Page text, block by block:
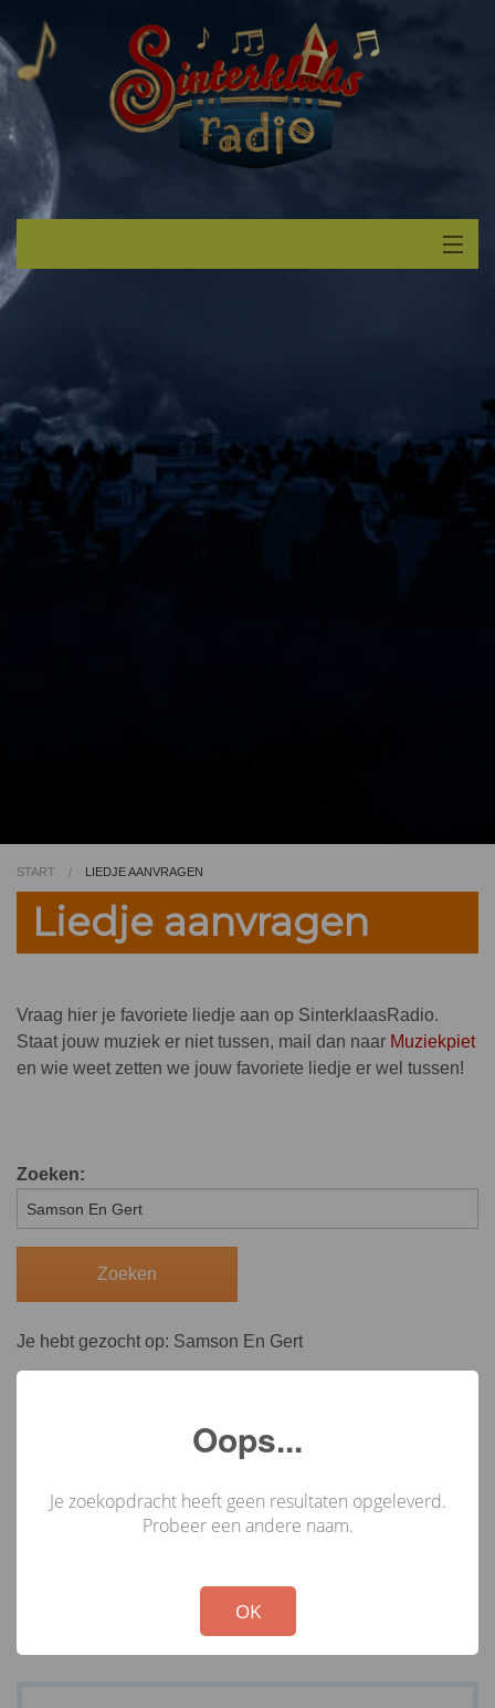
Muziek
Verzoek
Video
START LIEDJE AANVRAGEN
Liedje aanvragen
Vraag hier je favoriete liedje aan op SinterklaasRadio.
Staat jouw muziek er niet tussen, mail dan naar Muziekpiet
en wie weet zetten we jouw favoriete liedje er wel tussen!
Zoeken:
Je hebt gezocht op: Samson En Gert
Oops...
Je zoekopdracht heeft geen resultaten opgeleverd.
Probeer een andere naam.
OK